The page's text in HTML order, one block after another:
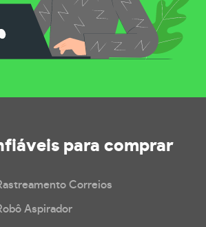
para comprar
Correios
Aspirador